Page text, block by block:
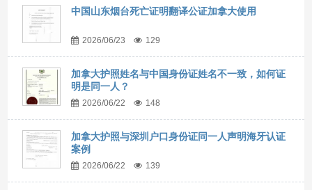
中国山东烟台死亡证明翻译公证加拿大使用
2026/06/23 129
加拿大护照姓名与中国身份证姓名不一致，如何证
明是同一人？
2026/06/22 148
加拿大护照与深圳户口身份证同一人声明海牙认证
案例
2026/06/22 139